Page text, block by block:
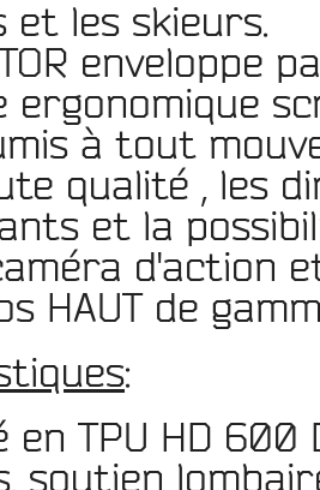
et les skieurs.
ergonomique
à tout
qualité , les
et la
d'action
HAUTde
:
en TPU HD 600
soutien